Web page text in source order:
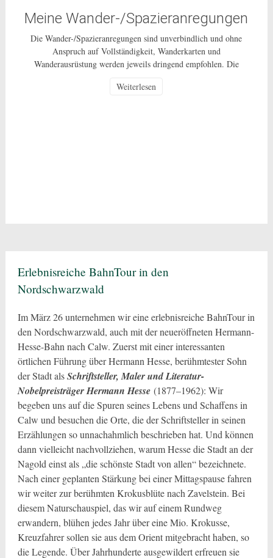
Meine Wander-/Spazieranregungen
Die Wander-/Spazieranregungen sind unverbindlich und ohne
Anspruch auf Vollständigkeit, Wanderkarten und
Wanderausrüstung werden jeweils dringend empfohlen. Die
Risiko und sind nur für den privaten Gebrauch gestattet. Bei den
Weiterlesen
Erlebnisreiche BahnTour in den
Nordschwarzwald
Im März 26 unternehmen wir eine erlebnisreiche BahnTour in
den Nordschwarzwald, auch mit der neueröffneten Hermann-
Hesse-Bahn nach Calw. Zuerst mit einer interessanten
örtlichen Führung über Hermann Hesse, berühmtester Sohn
der Stadt alsSchriftsteller, Maler und Literatur-
Nobelpreisträger Hermann Hesse(1877–1962): Wir
begeben uns auf die Spuren seines Lebens und Schaffens in
Calw und besuchen die Orte, die der Schriftsteller in seinen
Erzählungen so unnachahmlich beschrieben hat. Und können
dann vielleicht nachvollziehen, warum Hesse die Stadt an der
Nagold einst als „die schönste Stadt von allen“ bezeichnete.
Nach einer geplanten Stärkung bei einer Mittagspause fahren
wir weiter zur berühmten Krokusblüte nach Zavelstein. Bei
diesem Naturschauspiel, das wir auf einem Rundweg
erwandern, blühen jedes Jahr über eine Mio. Krokusse,
Kreuzfahrer sollen sie aus dem Orient mitgebracht haben, so
die Legende. Über Jahrhunderte ausgewildert erfreuen sie